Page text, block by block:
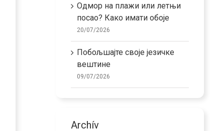
Одмор на плажи или летњи
посао? Како имати обоје
20/07/2026
Побољшајте своје језичке
вештине
09/07/2026
Archív